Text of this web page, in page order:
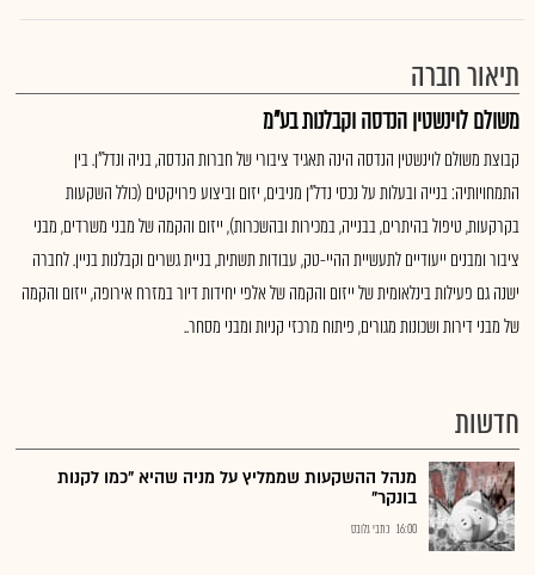
תיאור חברה
משולם לוינשטין הנדסה וקבלנות בע"מ
קבוצת משולם לוינשטין הנדסה הינה תאגיד ציבורי של חברות הנדסה, בניה ונדל”ן. בין
התמחויותיה: בנייה ובעלות על נכסי נדל”ן מניבים, יזום וביצוע פרויקטים (כולל השקעות
בקרקעות, טיפול בהיתרים, בבנייה, במכירות ובהשכרות), ייזום והקמה של מבני משרדים, מבני
ציבור ומבנים ייעודיים לתעשיית ההיי-טק, עבודות תשתית, בניית גשרים וקבלנות בניין. לחברה
ישנה גם פעילות בינלאומית של ייזום והקמה של אלפי יחידות דיור במזרח אירופה, ייזום והקמה
של מבני דירות ושכונות מגורים, פיתוח מרכזי קניות ומבני מסחר..
חדשות
מנהל ההשקעות שממליץ על מניה שהיא "כמו לקנות
בונקר"
16:00 כתבי גלובס